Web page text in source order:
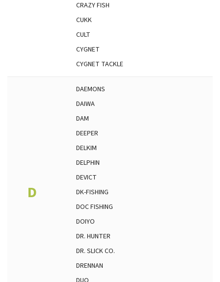
CRAZY FISH
CUKK
CULT
CYGNET
CYGNET TACKLE
D
DAEMONS
DAIWA
DAM
DEEPER
DELKIM
DELPHIN
DEVICT
DK-FISHING
DOC FISHING
DOIYO
DR. HUNTER
DR. SLICK CO.
DRENNAN